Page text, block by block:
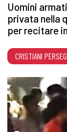
Uomini
privata nella
per recitare
CRISTIANI